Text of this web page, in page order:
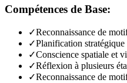
Compétences de Base:
✓Reconnaissance de
✓Planification stratégique
✓Conscience spatiale et
✓Réflexion à plusieurs
✓Reconnaissance de